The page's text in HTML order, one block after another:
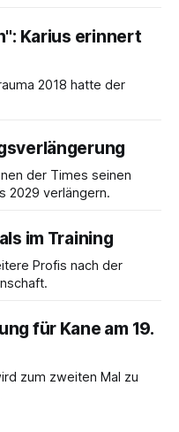
Karius erinnert
2018 hatte der
der Times seinen
2029 verlängern.
im Training
Profis nach der
für Kane am 19.
zum zweiten Mal zu